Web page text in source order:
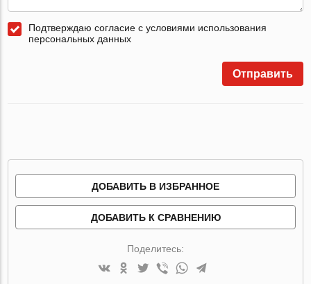
Подтверждаю согласие с условиями использования
персональных данных
Отправить
ДОБАВИТЬ В ИЗБРАННОЕ
ДОБАВИТЬ К СРАВНЕНИЮ
Поделитесь: